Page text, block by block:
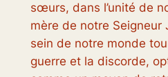
sœurs, dans l’unité de
mère de notre Seigneur
sein de notre monde
guerre et la discorde,